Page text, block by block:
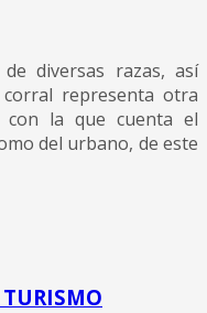
diversas razas, así
representa otra
la que cuenta el
del urbano, de este